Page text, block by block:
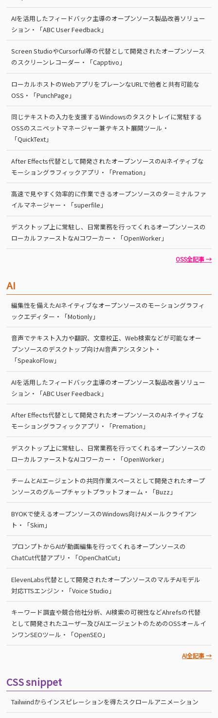
AIを活用したフィードバック主導のオープンソース製品改善ソリュー
ション・「ABC User Feedback」
Screen StudioやCursorful等の代替として開発されたオープンソース
のスクリーンレコーダー・「Capptivo」
ローカルホストのWebアプリをプレーンなURLで他者と共有可能な
OSS・「PunchPage」
同じテキストの入力を支援するWindowsのタスクトレイに常駐する
OSSのスニペットマネージャー兼テキスト展開ツール・
「QuickText」
After Effects代替として開発されたオープンソースのAIネイティブな
モーショングラフィックアプリ・「Premation」
高速で見やすく効率的に作業できるオープンソースのターミナルファ
イルマネージャー・「superfile」
デスクトップ上に常駐し、日常業務を行ってくれるオープンソースの
ローカルファーストなAIコワーカー・「OpenWorker」
OSS全記事 →
AI
編集性を備えたAIネイティブなオープンソースのモーショングラフィ
ックエディター・「Motionly」
音声でテキスト入力や翻訳、文章校正、Web検索などが可能なオー
プンソースのデスクトップ向けAI音声アシスタント・
「SpeakoFlow」
AIを活用したフィードバック主導のオープンソース製品改善ソリュー
ション・「ABC User Feedback」
After Effects代替として開発されたオープンソースのAIネイティブな
モーショングラフィックアプリ・「Premation」
デスクトップ上に常駐し、日常業務を行ってくれるオープンソースの
ローカルファーストなAIコワーカー・「OpenWorker」
チームとAIエージェントの共同作業スペースとして開発されたオープ
ンソースのグループチャットプラットフォーム・「Buzz」
BYOKで使えるオープンソースのWindows向けAIメールクライアン
ト・「Skim」
プロンプトからAIが動画編集を行ってくれるオープンソースの
ChatCut代替アプリ・「OpenChatCut」
ElevenLabs代替として開発されたオープンソースのマルチAIモデル
対応TTSエンジン・「Voice Studio」
キーワード調査や競合他社分析、AI検索の可視性などAhrefsの代替
として開発されたユーザー及びAIエージェントのためのOSSオールイ
ンワンSEOツール・「OpenSEO」
AI全記事 →
CSS snippet
Tailwindからインスピレーションを得たスクロールアニメーション